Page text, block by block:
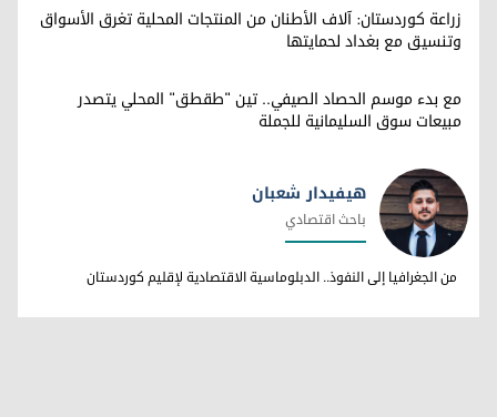
زراعة كوردستان: آلاف الأطنان من المنتجات المحلية تغرق الأسواق
وتنسيق مع بغداد لحمايتها
مع بدء موسم الحصاد الصيفي.. تين "طقطق" المحلي يتصدر
مبيعات سوق السليمانية للجملة
هيفيدار شعبان
هيفيدار شعبان
باحث اقتصادي
من الجغرافيا إلى النفوذ.. الدبلوماسية الاقتصادية لإقليم كوردستان